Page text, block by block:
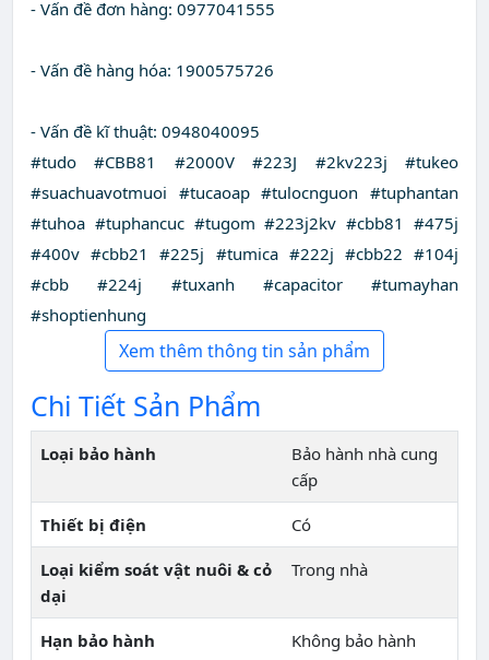
- Vấn đề đơn hàng: 0977041555
- Vấn đề hàng hóa: 1900575726
- Vấn đề kĩ thuật: 0948040095
#tudo #CBB81 #2000V #223J #2kv223j #tukeo
#suachuavotmuoi #tucaoap #tulocnguon #tuphantan
#tuhoa #tuphancuc #tugom #223j2kv #cbb81 #475j
#400v #cbb21 #225j #tumica #222j #cbb22 #104j
#cbb #224j #tuxanh #capacitor #tumayhan
#shoptienhung
Xem thêm thông tin sản phẩm
Chi Tiết Sản Phẩm
Loại bảo hành
Bảo hành nhà cung
cấp
Thiết bị điện Có
Loại kiểm soát vật nuôi & cỏ
dại
Trong nhà
Hạn bảo hành Không bảo hành